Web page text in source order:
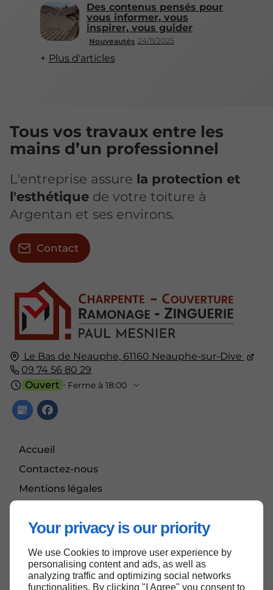
Your privacy is our priority
We use Cookies to improve user experience by
personalising content and ads, as well as
analyzing traffic and optimizing social networks
functionalities. By clicking "I Agree" you consent to
Nouveautés 24/11/2025
Des contenus pensés pour
vous informer, vous
inspirer, vous guider
Plus d'articles
Le Bas de Neauphe, 61160 Neauphe-sur-Dive
09 74 56 80 29
Ouvert ⋅ Ferme à 18:00
Accueil
Contactez-nous
Mentions légales
Tous vos travaux entre les
mains d’un professionnel
L'entreprise assure la protection et
l'esthétique de votre toiture à
Argentan et ses environs.
Contact
Haut de page